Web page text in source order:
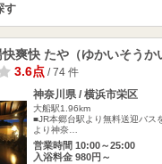
す
爽快 たや（ゆかいそうか
3.6点/ 74 件
神奈川県 / 横浜市栄区
大船駅1.96km
■JR本郷台駅より無料送迎バス
より神奈…
営業時間 10:00～25:00
入浴料金 980円～